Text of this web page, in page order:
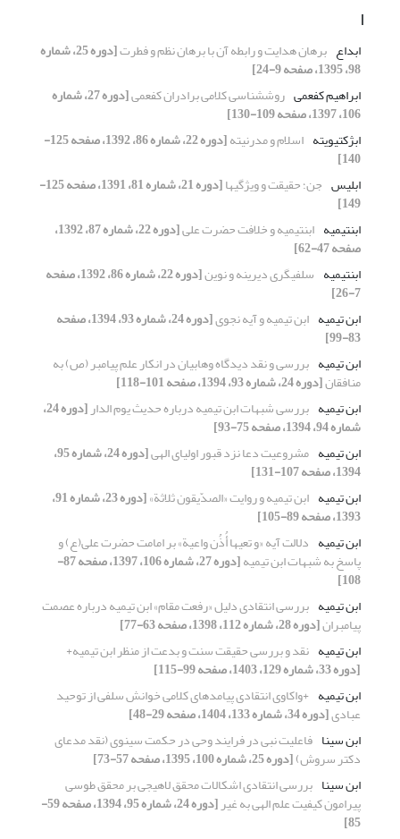
ا
ابداع برهان هدایت و رابطه آن با برهان نظم و فطرت [دوره 25، شماره
98، 1395، صفحه 9-24]
ابراهیم کفعمی روش‎شناسی کلامی برادران کفعمی [دوره 27، شماره
106، 1397، صفحه 109-130]
ابژکتیویته اسلام و مدرنیته [دوره 22، شماره 86، 1392، صفحه 125-
140]
ابلیس جن؛ حقیقت و ویژگی‏ها [دوره 21، شماره 81، 1391، صفحه 125-
149]
ابن‏تیمیه ابن‏تیمیه و خلافت حضرت علی [دوره 22، شماره 87، 1392،
صفحه 47-62]
ابن‏تیمیه سلفى‏گرى دیرینه و نوین [دوره 22، شماره 86، 1392، صفحه
7-26]
ابن تیمیه ابن تیمیه و آیه نجوی [دوره 24، شماره 93، 1394، صفحه
83-99]
ابن تیمیه بررسی و نقد دیدگاه وهابیان در انکار علم پیامبر (ص) به
منافقان[دوره 24، شماره 93، 1394، صفحه 101-118]
ابن تیمیه بررسی شبهات ابن تیمیه درباره حدیث یوم الدار [دوره 24،
شماره 94، 1394، صفحه 75-93]
ابن تیمیه مشروعیت دعا نزد قبور اولیای الهی [دوره 24، شماره 95،
1394، صفحه 107-131]
ابن تیمیه ابن تیمیه و روایت «الصدّیقون ثلاثة» [دوره 23، شماره 91،
1393، صفحه 89-105]
ابن تیمیه دلالت آیه «و تعیها أُذُن واعیة» بر امامت حضرت علی(ع) و
پاسخ به شبهات ابن تیمیه [دوره 27، شماره 106، 1397، صفحه 87-
108]
ابن تیمیه بررسی انتقادی دلیل «رفعت مقام» ابن تیمیه درباره عصمت
پیامبران[دوره 28، شماره 112، 1398، صفحه 63-77]
ابن تیمیه نقد و بررسی حقیقت سنت و بدعت از منظر ابن تیمیه+
[دوره 33، شماره 129، 1403، صفحه 99-115]
ابن تیمیه +واکاوی انتقادی پیامدهای کلامی خوانش سلفی از توحید
عبادی[دوره 34، شماره 133، 1404، صفحه 29-48]
ابن سینا فاعلیت نبی در فرایند وحی در حکمت سینوی (نقد مدعای
دکتر سروش)[دوره 25، شماره 100، 1395، صفحه 57-73]
ابن سینا بررسی انتقادی اشکالات محقق لاهیجی بر محقق طوسی
پیرامون کیفیت علم الهی به غیر [دوره 24، شماره 95، 1394، صفحه 59-
85]